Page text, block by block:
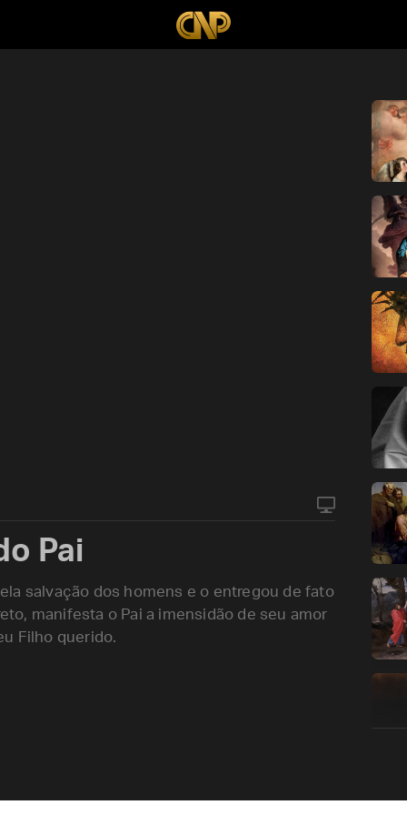
Pai
salvação dos homens e o entregou de fato
manifesta o Pai a imensidão de seu amor
Filho querido.